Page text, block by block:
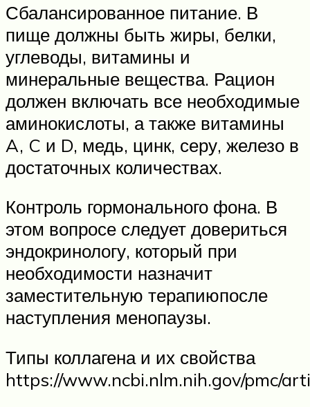
Сбалансированное питание. В
пище должны быть жиры, белки,
углеводы, витамины и
минеральные вещества. Рацион
должен включать все необходимые
аминокислоты, а также витамины
A, C и D, медь, цинк, серу, железо в
достаточных количествах.
Контроль гормонального фона. В
этом вопросе следует довериться
эндокринологу, который при
необходимости назначит
заместительную терапиюпосле
наступления менопаузы.
Типы коллагена и их свойства
https://www.ncbi.nlm.nih.gov/pmc/